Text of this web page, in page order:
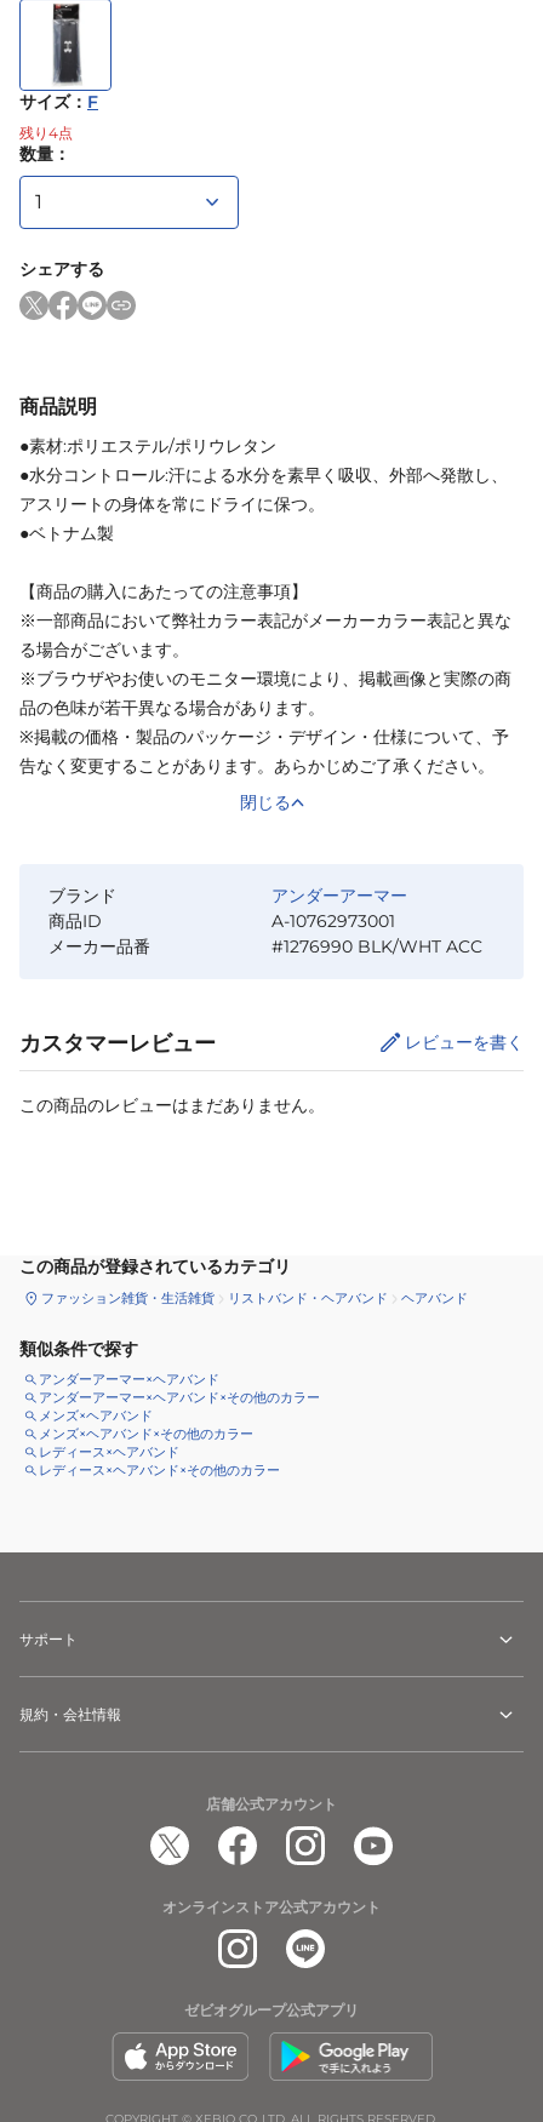
サイズ： F
残り 4点
数量：
シェアする
商品説明
●素材:ポリエステル/ポリウレタン
●水分コントロール:汗による水分を素早く吸収、外部へ発散し、
アスリートの身体を常にドライに保つ。
●ベトナム製
【商品の購入にあたっての注意事項】
※一部商品において弊社カラー表記がメーカーカラー表記と異な
る場合がございます。
※ブラウザやお使いのモニター環境により、掲載画像と実際の商
品の色味が若干異なる場合があります。
※掲載の価格・製品のパッケージ・デザイン・仕様について、予
告なく変更することがあります。あらかじめご了承ください。
閉じる
ブランド
アンダーアーマー
商品ID
A-10762973001
メーカー品番
#1276990 BLK/WHT ACC
カスタマーレビュー レビューを書く
この商品のレビューはまだありません。
この商品が登録されているカテゴリ
ファッション雑貨・生活雑貨 リストバンド・ヘアバンド ヘアバンド
類似条件で探す
アンダーアーマー×ヘアバンド
アンダーアーマー×ヘアバンド×その他のカラー
メンズ×ヘアバンド
メンズ×ヘアバンド×その他のカラー
レディース×ヘアバンド
レディース×ヘアバンド×その他のカラー
サポート
規約・会社情報
店舗公式アカウント
オンラインストア公式アカウント
ゼビオグループ公式アプリ